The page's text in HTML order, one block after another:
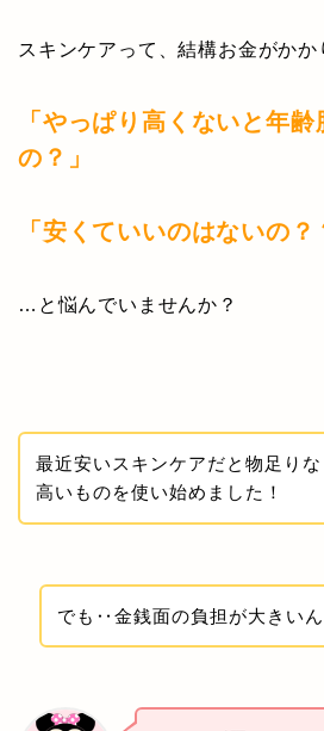
スキンケアって、結構お金がかか
「やっぱり高くないと年
の？」
「安くていいのはないの？
…と悩んでいませんか？
最近安いスキンケアだと物足りな
高いものを使い始めました！
でも‥金銭面の負担が大きいん